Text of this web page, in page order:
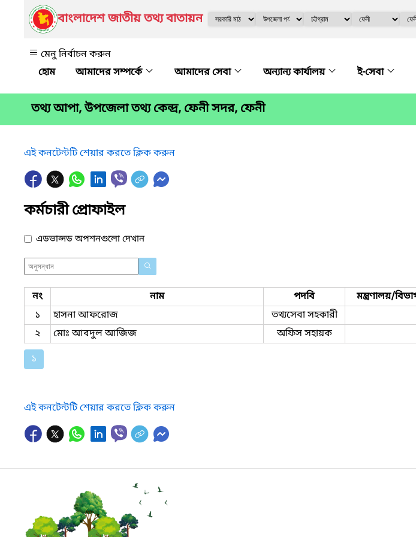
বাংলাদেশ জাতীয় তথ্য বাতায়ন
মেনু নির্বাচন করুন
আমাদের সম্পর্কে
আমাদের সেবা অন্যান্য কার্যালয় ই-সেবা
তথ্য আপা, উপজেলা তথ্য কেন্দ্র, ফেনী সদর, ফেনী
এই কনটেন্টটি শেয়ার করতে ক্লিক করুন
কর্মচারী প্রোফাইল
এডভান্সড অপশনগুলো দেখান
নং নাম পদবি মন্ত্রণালয়/
১
হাসনা আফরোজ তথ্যসেবা সহকারী
২
মোঃ আবদুল আজিজ অফিস সহায়ক
১
এই কনটেন্টটি শেয়ার করতে ক্লিক করুন